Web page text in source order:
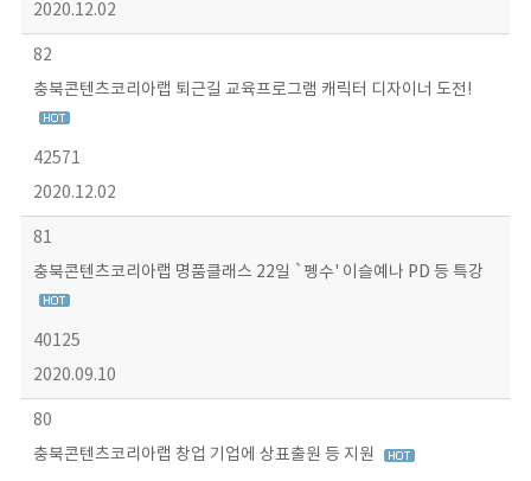
2020.12.02
82
충북콘텐츠코리아랩 퇴근길 교육프로그램 캐릭터 디자이너 도전!
42571
2020.12.02
81
충북콘텐츠코리아랩 명품클래스 22일 `펭수' 이슬예나 PD 등 특강
40125
2020.09.10
80
충북콘텐츠코리아랩 창업 기업에 상표출원 등 지원